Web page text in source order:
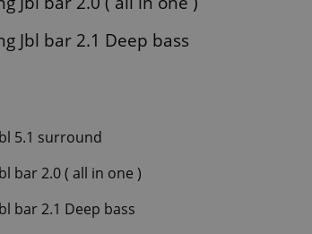
Jbl bar 2.1 Deep bass
5.1 surround
bar 2.0 ( all in one )
bar 2.1 Deep bass